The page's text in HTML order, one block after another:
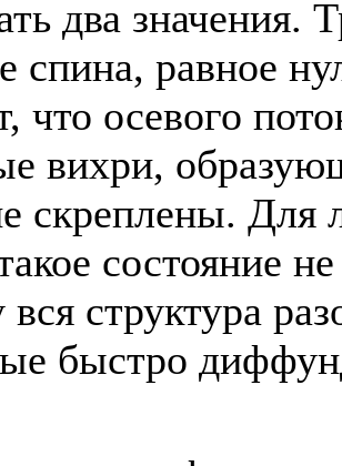
два значения.
спина, равное
что осевого
вихри,
скреплены. Для
состояние
структура
быстро